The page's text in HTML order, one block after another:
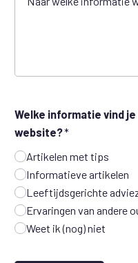
Welke informatie vind
website?
Artikelen met tips
Informatieve artikelen
Leeftijdsgerichte
Ervaringen van andere
Weet ik (nog) niet